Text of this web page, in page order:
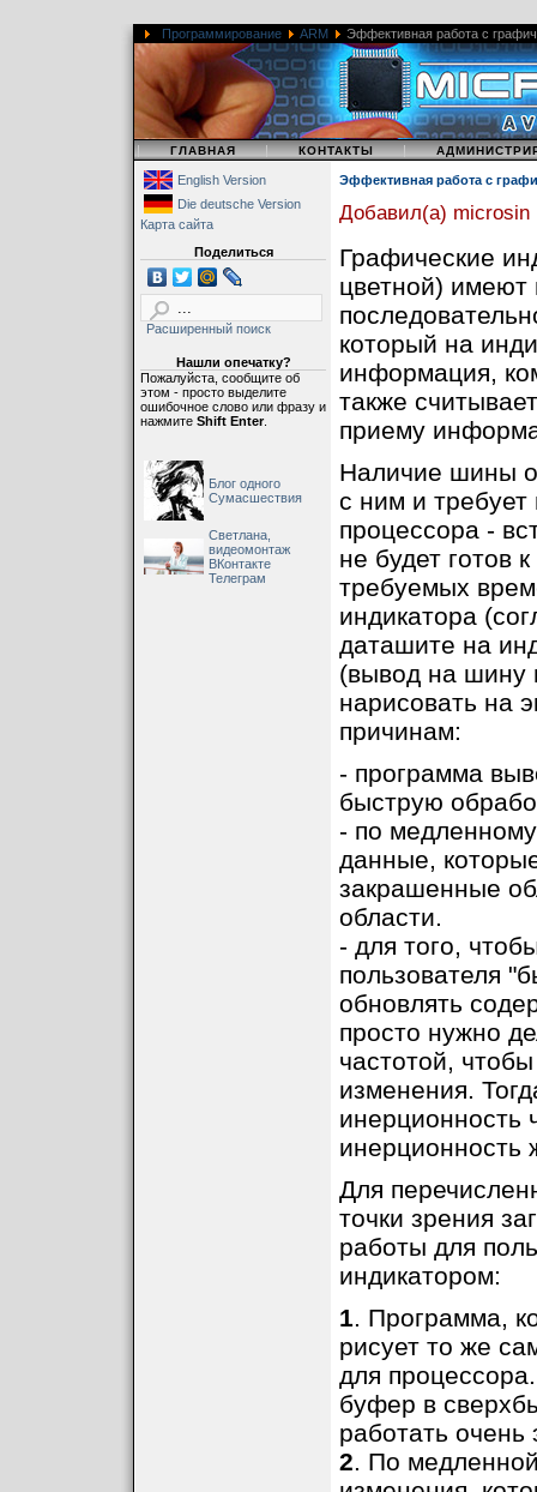
Программирование ARM Эффективная работа с
| ГЛАВНАЯ | КОНТАКТЫ |
English Version
Die deutsche Version
Карта сайта
Поделиться
Расширенный поиск
Нашли опечатку?
Пожалуйста, сообщите об
этом - просто выделите
ошибочное слово или фразу и
нажмите Shift Enter.
Блог одного
Сумасшествия
Светлана,
видеомонтаж
ВКонтакте
Телеграм
Эффективная работа с
Добавил(а) microsin
Графические
цветной) имеют
который на
информация,
также
приему
Наличие шины
с ним и требует
процессора -
не будет готов
требуемых
индикатора
даташите на
(вывод на шину
нарисовать на
причинам:
- программа
быструю
- по
данные,
закрашенные
области.
- для того,
пользователя
обновлять
просто нужно
частотой,
изменения.
инерционность
инерционность
Для
точки зрения
работы для
индикатором:
1. Программа,
рисует то же
для
буфер в
работать
2. По